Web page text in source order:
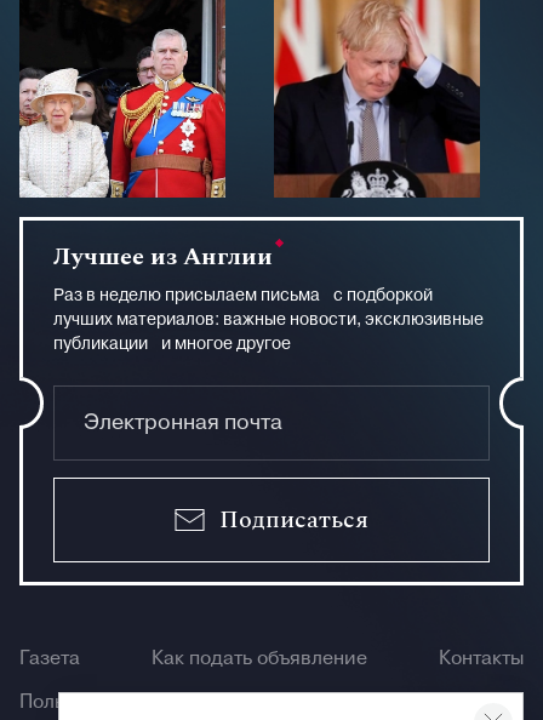
Лучшее из Англии
Раз в неделю присылаем письма с подборкой
лучших материалов: важные новости, эксклюзивные
публикации и многое другое
Подписаться
Газета Как подать объявление
Контакты
Пользование сайтом